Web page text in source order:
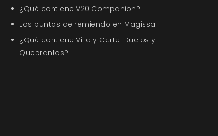
¿Qué contiene V20 Companion?
Los puntos de remiendo en Magissa
¿Qué contiene Villa y Corte: Duelos y
Quebrantos?